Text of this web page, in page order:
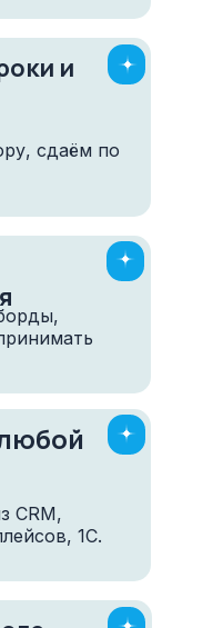
CRM,
1С.
и
сдаём по
Услуги
Блог